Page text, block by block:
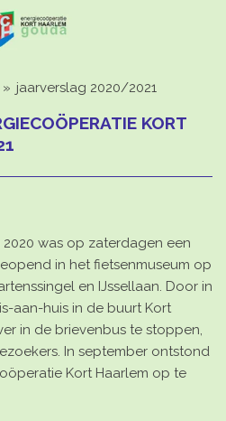
» jaarverslag 2020/2021
KORT
was op zaterdagen een
in het fietsenmuseum op
en IJssellaan. Door in
aan-huis in de buurt Kort
in de brievenbus te stoppen,
In september ontstond
Kort Haarlem op te